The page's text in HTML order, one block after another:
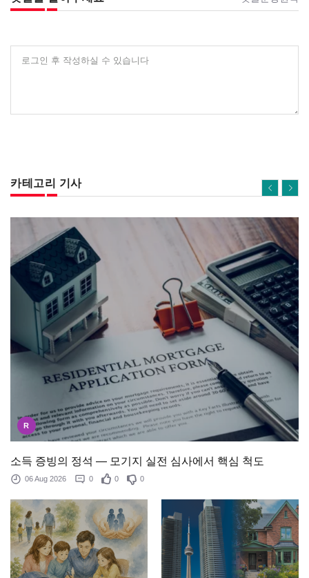
로그인 후 작성하실 수 있습니다
카테고리 기사
R
소득 증빙의 정석 — 모기지 실전 심사에서 핵심 척도
06 Aug 2026 0 0 0